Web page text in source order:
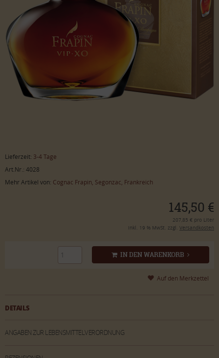
Lieferzeit: 3-4 Tage
Art.Nr.: 4028
Mehr Artikel von: Cognac Frapin, Segonzac, Frankreich
145,50 €
207,85 € pro Liter
inkl. 19 % MwSt. zzgl. Versandkosten
IN DEN WARENKORB
DETAILS
ANGABEN ZUR LEBENSMITTELVERORDNUNG